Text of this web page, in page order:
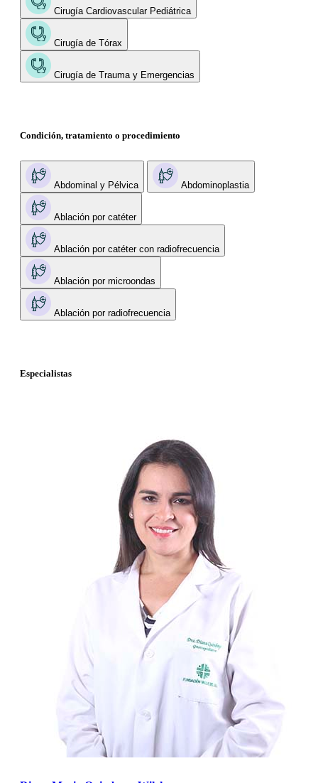
Cirugía Cardiovascular Pediátrica
Cirugía de Tórax
Cirugía de Trauma y Emergencias
Condición, tratamiento o procedimiento
Abdominal y Pélvica Abdominoplastia
Ablación por catéter
Ablación por catéter con radiofrecuencia
Ablación por microondas
Ablación por radiofrecuencia
Especialistas